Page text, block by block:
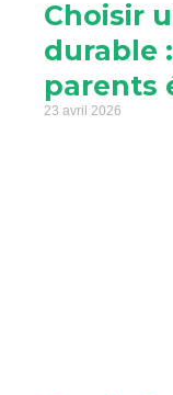
Choisir
durable
parents
23 avril 2026